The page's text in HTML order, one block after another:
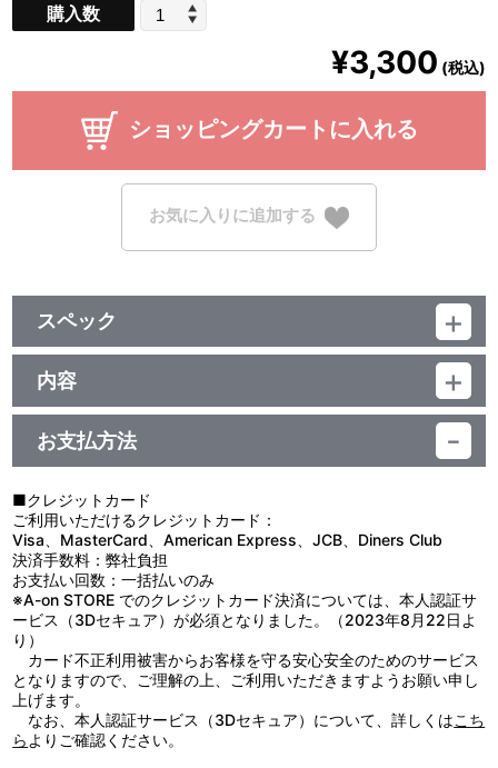
購入数
¥3,300 (税込)
ショッピングカートに入れる
お気に入りに追加する
スペック
品番：TU-12392
ジャンル：その他
素材：紙、鉄
サイズ：ページサイズ：A5（約 W210mm×H148mm）31日分
折りたたみ時：約 W210mm×H217mm
使用時：約 W210mm×H175mm×奥行82㎜
内容
【使用上の注意】
●本来の用途以外で使用しないでください。
●小さなお子様の手の届くところに置かないでください。
●高温多湿、直射日光の当たる場所での保管はお避けください。
●商品に記載の取扱方法をよく読み、正しくご使用ください。
お支払方法
■クレジットカード
ご利用いただけるクレジットカード：
Visa、MasterCard、American Express、JCB、Diners Club
決済手数料：弊社負担
お支払い回数：一括払いのみ
※A-on STORE でのクレジットカード決済については、本人認証サ
ービス（3Dセキュア）が必須となりました。（2023年8月22日よ
り）
カード不正利用被害からお客様を守る安心安全のためのサービス
となりますので、ご理解の上、ご利用いただきますようお願い申し
上げます。
なお、本人認証サービス（3Dセキュア）について、詳しくはこち
ら よりご確認ください。